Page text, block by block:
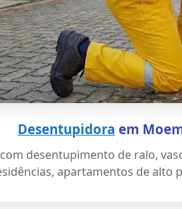
Desentupidora em
desentupimento de ralo,
apartamentos de alto